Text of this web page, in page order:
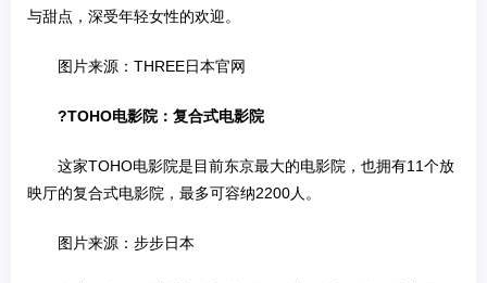
与甜点，深受年轻女性的欢迎。
图片来源：THREE日本官网
?TOHO电影院：复合式电影院
这家TOHO电影院是目前东京最大的电影院，也拥有11个放
映厅的复合式电影院，最多可容纳2200人。
图片来源：步步日本